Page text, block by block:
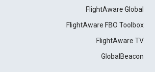
FlightAware Global
FlightAware FBO Toolbox
FlightAware TV
GlobalBeacon